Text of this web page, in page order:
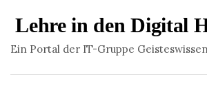
Lehre in den Digital
Ein Portal der IT-Gruppe